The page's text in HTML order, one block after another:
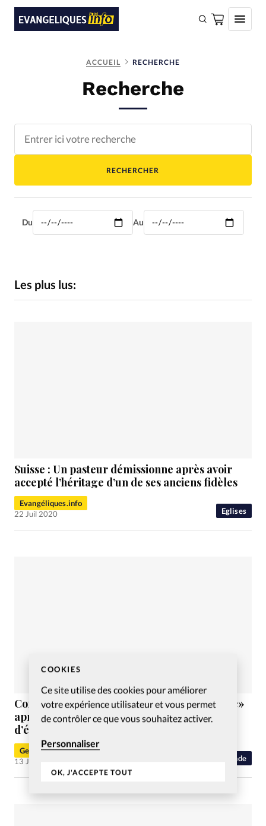
COOKIES
Ce site utilise des cookies pour améliorer
votre expérience utilisateur et vous permet
de contrôler ce que vous souhaitez activer.
Personnaliser
OK, J'ACCEPTE TOUT
FAIRE UN DON
Monde
Toute l'actualité
Se connecter
Toute l'actualité
Eglises
Histoire Laicité
Liberté religieuse
ACCUEIL RECHERCHE
Recherche
RECHERCHER
Du Au
Les plus lus:
Eglises
Suisse : Un pasteur démissionne après avoir
accepté l’héritage d’un de ses anciens fidèles
Evangéliques.info
22 Juil 2020
Monde
Congo: le pasteur Marcello Tunasi «terrassé»
après le décès de sa femme Blanche, vague
d’émotions chez les évangéliques
Geoffrey Leplang
13 Juin 2024